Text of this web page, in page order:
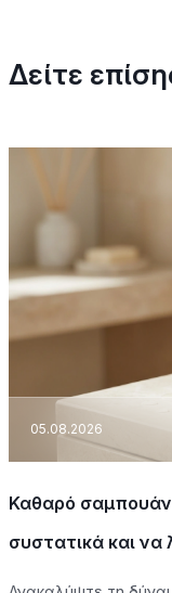
Δείτε
05.08.2026
Καθαρό
συστατικά και